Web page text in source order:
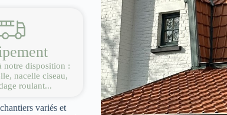
notre disposition :
nacelle ciseau,
roulant...
variés et